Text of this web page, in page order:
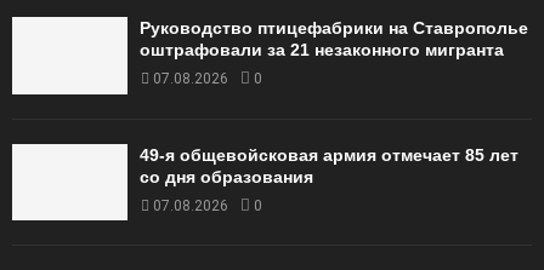
Руководство птицефабрики на Ставрополье
оштрафовали за 21 незаконного мигранта
07.08.2026 0
49‑я общевойсковая армия отмечает 85 лет
со дня образования
07.08.2026 0